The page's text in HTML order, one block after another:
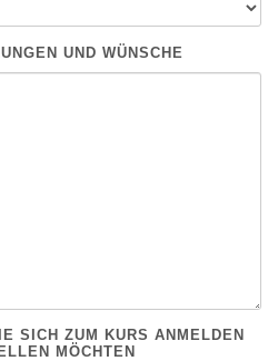
UND WÜNSCHE
SICH ZUM KURS ANMELDEN
MÖCHTEN